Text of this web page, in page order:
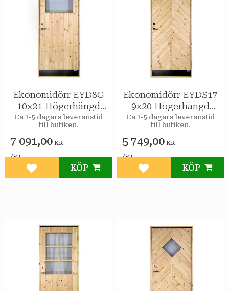
Ekonomidörr EYD8G
10x21 Högerhängd
STAR Varmförråd 2-
glas isolerruta
Ca 1-5 dagars leveranstid
till butiken.
7 091,00 KR
/ST
Lägg till i favoriter
KÖP
Ekonomidörr EYDS17
9x20 Högerhängd
STAR Varmförråd
Sport
Ca 1-5 dagars leveranstid
till butiken.
5 749,00 KR
/ST
Lägg till i favoriter
KÖP